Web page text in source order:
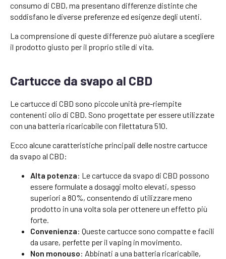
consumo di CBD, ma presentano differenze distinte che
soddisfano le diverse preferenze ed esigenze degli utenti.
La comprensione di queste differenze può aiutare a scegliere
il prodotto giusto per il proprio stile di vita.
Cartucce da svapo al CBD
Le cartucce di CBD sono piccole unità pre-riempite
contenenti olio di CBD. Sono progettate per essere utilizzate
con una batteria ricaricabile con filettatura 510.
Ecco alcune caratteristiche principali delle nostre cartucce
da svapo al CBD:
Alta potenza: Le cartucce da svapo di CBD possono
essere formulate a dosaggi molto elevati, spesso
superiori a 80%, consentendo di utilizzare meno
prodotto in una volta sola per ottenere un effetto più
forte.
Convenienza: Queste cartucce sono compatte e facili
da usare, perfette per il vaping in movimento.
Non monouso: Abbinati a una batteria ricaricabile,